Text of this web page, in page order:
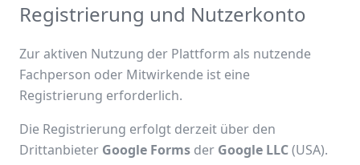
Registrierung und Nutzerkonto
Zur aktiven Nutzung der Plattform als nutzende
Fachperson oder Mitwirkende ist eine
Registrierung erforderlich.
Die Registrierung erfolgt derzeit über den
Drittanbieter Google Forms der Google LLC(USA).